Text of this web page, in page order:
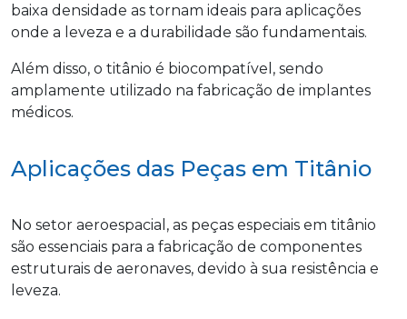
baixa densidade as tornam ideais para aplicações
onde a leveza e a durabilidade são fundamentais.
Além disso, o titânio é biocompatível, sendo
amplamente utilizado na fabricação de implantes
médicos.
Aplicações das Peças em Titânio
No setor aeroespacial, as peças especiais em titânio
são essenciais para a fabricação de componentes
estruturais de aeronaves, devido à sua resistência e
leveza.